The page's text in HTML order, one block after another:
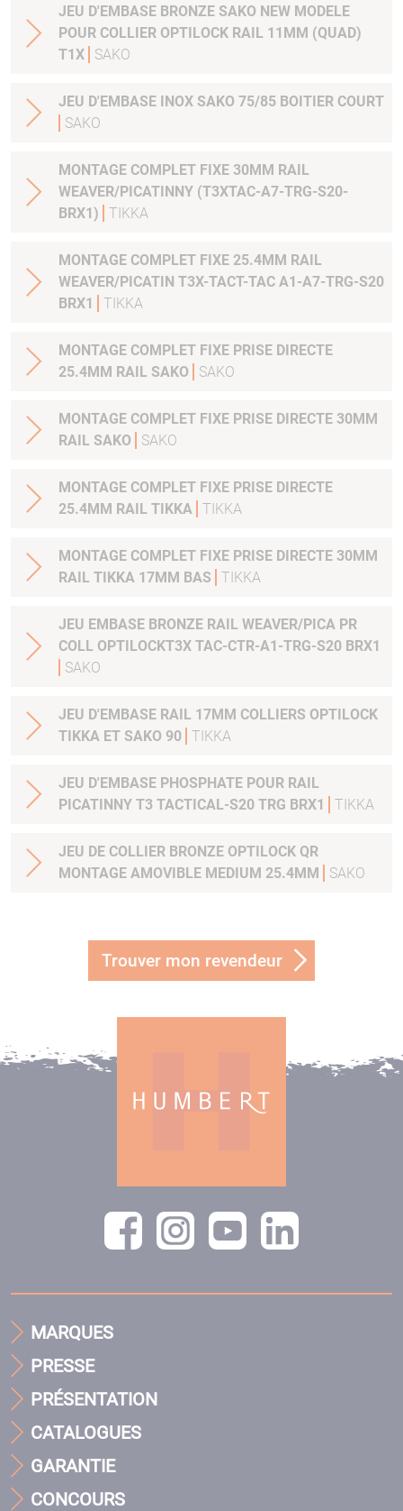
JEU D'EMBASE BRONZE SAKO NEW MODELE
POUR COLLIER OPTILOCK RAIL 11MM (QUAD)
T1X
SAKO
JEU D'EMBASE INOX SAKO 75/85 BOITIER COURT
SAKO
MONTAGE COMPLET FIXE 30MM RAIL
WEAVER/PICATINNY (T3XTAC-A7-TRG-S20-
BRX1)
TIKKA
MONTAGE COMPLET FIXE 25.4MM RAIL
WEAVER/PICATIN T3X-TACT-TAC A1-A7-TRG-S20
BRX1
TIKKA
MONTAGE COMPLET FIXE PRISE DIRECTE
25.4MM RAIL SAKO
SAKO
MONTAGE COMPLET FIXE PRISE DIRECTE 30MM
RAIL SAKO
SAKO
MONTAGE COMPLET FIXE PRISE DIRECTE
25.4MM RAIL TIKKA TIKKA
MONTAGE COMPLET FIXE PRISE DIRECTE 30MM
RAIL TIKKA 17MM BAS
TIKKA
JEU EMBASE BRONZE RAIL WEAVER/PICA PR
COLL OPTILOCKT3X TAC-CTR-A1-TRG-S20 BRX1
SAKO
JEU D'EMBASE RAIL 17MM COLLIERS OPTILOCK
TIKKA ET SAKO 90 TIKKA
JEU D'EMBASE PHOSPHATE POUR RAIL
PICATINNY T3 TACTICAL-S20 TRG BRX1
TIKKA
JEU DE COLLIER BRONZE OPTILOCK QR
MONTAGE AMOVIBLE MEDIUM 25.4MM
SAKO
Trouver mon revendeur
MARQUES
PRESSE
PRÉSENTATION
CATALOGUES
GARANTIE
CONCOURS